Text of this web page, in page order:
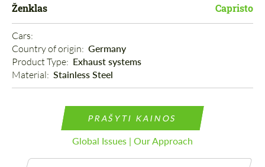
Ženklas Capristo
Cars:
Country of origin: Germany
Product Type: Exhaust systems
Material: Stainless Steel
PRAŠYTI KAINOS
Global Issues | Our Approach